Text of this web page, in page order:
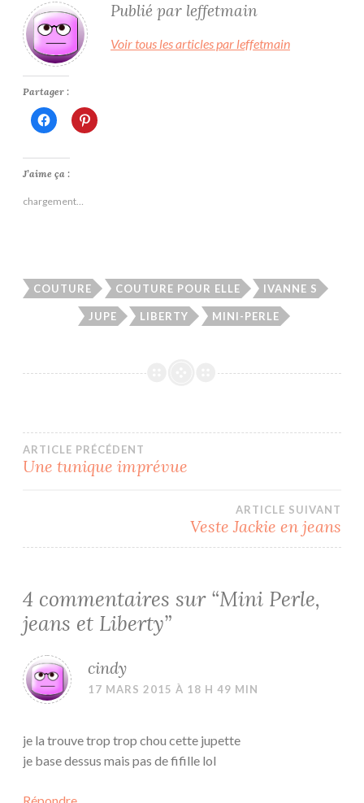
Publié par leffetmain
Voir tous les articles par leffetmain
Partager :
Cliquez
pour
Facebook(ouvre
dans
une
fenêtre)
Cliquez
pour
J’aime ça :
chargement…
COUTURE COUTURE POUR ELLE IVANNE S
JUPE LIBERTY MINI-PERLE
Navigation
ARTICLE PRÉCÉDENT
Une tunique imprévue
ARTICLE SUIVANT
Veste Jackie en jeans
4 commentaires sur “Mini Perle,
jeans et Liberty”
cindy
17 MARS 2015 À 18 H 49 MIN
je la trouve trop trop chou cette jupette
je base dessus mais pas de fifille lol